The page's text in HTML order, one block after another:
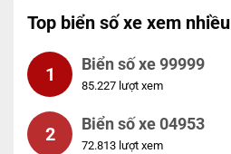
Top biển số xe xem nhiều
1 Biển số xe 99999
85.227 lượt xem
2 Biển số xe 04953
72.813 lượt xem